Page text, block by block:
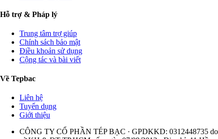
Hỗ trợ & Pháp lý
Trung tâm trợ giúp
Chính sách bảo mật
Điều khoản sử dụng
Cộng tác và bài viết
Về Tepbac
Liên hệ
Tuyển dụng
Giới thiệu
CÔNG TY CỔ PHẦN TÉP BẠC · GPDKKD: 0312448735 do